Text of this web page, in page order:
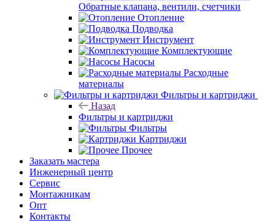
Обратные клапана, вентили, счетчики
Отопление
Подводка
Инструмент
Комплектующие
Насосы
Расходные
материалы
Фильтры и картриджи
Назад
Фильтры и картриджи
Фильтры
Картриджи
Прочее
Заказать мастера
Инженерный центр
Сервис
Монтажникам
Опт
Контакты